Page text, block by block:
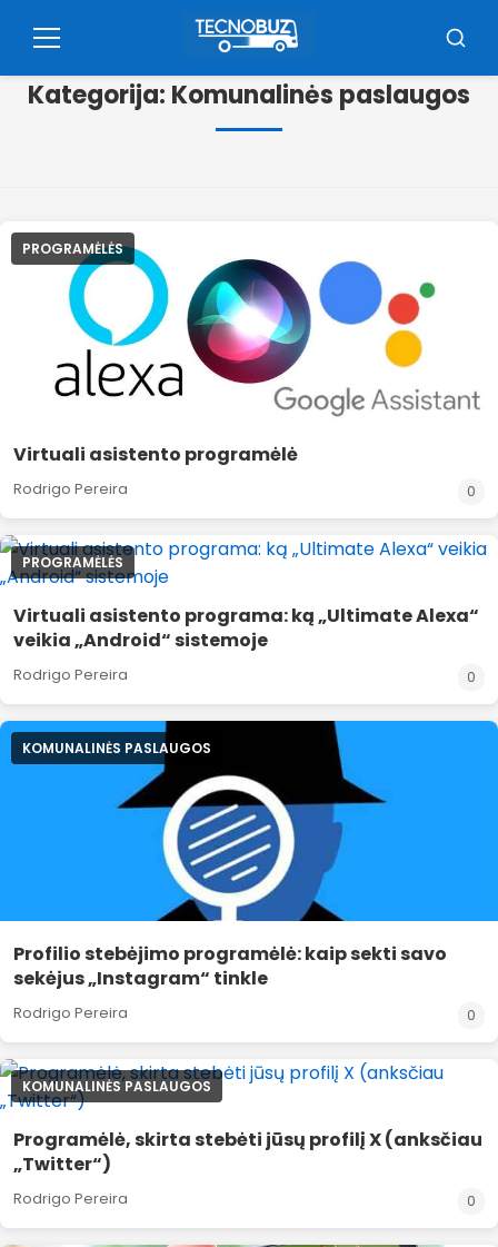
contúdo
Meniu
Kategorija: Komunalinės paslaugos
PROGRAMĖLĖS
Virtuali asistento programėlė
Rodrigo Pereira 0
PROGRAMĖLĖS
Virtuali asistento programa: ką „Ultimate Alexa“
veikia „Android“ sistemoje
Rodrigo Pereira 0
KOMUNALINĖS PASLAUGOS
Profilio stebėjimo programėlė: kaip sekti savo
sekėjus „Instagram“ tinkle
Rodrigo Pereira 0
KOMUNALINĖS PASLAUGOS
Programėlė, skirta stebėti jūsų profilį X (anksčiau
„Twitter“)
Rodrigo Pereira 0